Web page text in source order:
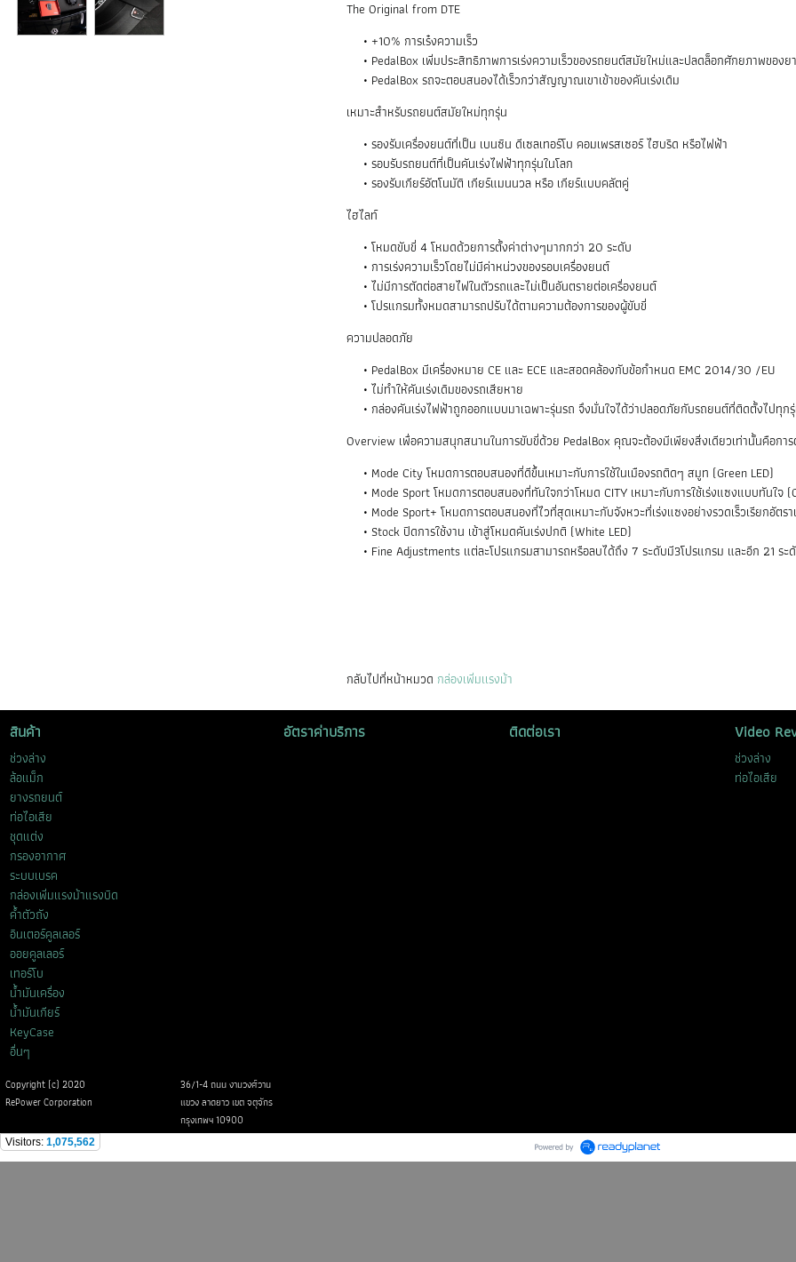
The Original from DTE
+10% การเร๋งความเร็ว
PedalBox เพิ่มประสิทธิภาพการเร่งความเร็วของรถยนต์สมัยใหม่และปลดล็อกศักยภาพของ
PedalBox รถจะตอบสนองได้เร็วกว่าสัญญาณเขาเข้าของคันเร่งเดิม
เหมาะสำหรับรถยนต์สมัยใหม่ทุกรุ่น
รองรับเครื่องยนต์ที่เป็น เบนซิน ดีเซลเทอร์โบ คอมเพรสเซอร์ ไฮบริด หรือไฟฟ้า
รอบรับรถยนต์ที่เป็นคันเร่งไฟฟ้าทุกรุ่นในโลก
รองรับเกียร์อัตโนมัติ เกียร์แมนนวล หรือ เกียร์แบบคลัตคู่
ไฮไลท์
โหมดขับขี่ 4 โหมดด้วยการตั้งค่าต่างๆมากกว่า 20 ระดับ
การเร่งความเร็วโดยไม่มีค่าหน่วงของรอบเครื่องยนต์
ไม่มีการตัดต่อสายไฟในตัวรถและไม่เป็นอันตรายต่อเครื่องยนต์
โปรแกรมทั้งหมดสามารถปรับได้ตามความต้องการของผู้ขับขี่
ความปลอดภัย
PedalBox มีเครื่องหมาย CE และ ECE และสอดคล้องกับข้อกำหนด EMC 2014/30 /EU
ไม่ทำให้คันเร่งเดิมของรถเสียหาย
กล่องคันเร่งไฟฟ้าถูกออกแบบมาเฉพาะรุ่นรถ จึงมั่นใจได้ว่าปลอดภัยกับรถยนต์ที่ติดตั้งไปทุก
Overview เพื่อความสนุกสนานในการขับขี่ด้วย PedalBox คุณจะต้องมีเพียงสิ่งเดียวเท่านั้นคือกา
Mode City โหมดการตอบสนองที่ดีขึ้นเหมาะกับการใช้ในเมืองรถติดๆ สมูท (Green LED)
Mode Sport โหมดการตอบสนองที่ทันใจกว่าโหมด CITY เหมาะกับการใช้เร่งแซงแบบทันใจ
Mode Sport+ โหมดการตอบสนองที่ไวที่สุดเหมาะกับจังหวะที่เร่งแซงอย่างรวดเร็วเรียกอัตร
Stock ปิดการใช้งาน เข้าสู่โหมดคันเร่งปกติ (White LED)
Fine Adjustments แต่ละโปรแกรมสามารถหรือลบได้ถึง 7 ระดับมี3โปรแกรม และอีก 21 ร
กลับไปที่หน้าหมวด กล่องเพิ่มเเรงม้า
สินค้า
ช่วงล่าง
ล้อแม็ก
ยางรถยนต์
ท่อไอเสีย
ชุดแต่ง
กรองอากาศ
ระบบเบรค
กล่องเพิ่มแรงม้าแรงบิด
ค้ำตัวถัง
อินเตอร์คูลเลอร์
ออยคูลเลอร์
เทอร์โบ
น้ำมันเครื่อง
น้ำมันเกียร์
KeyCase
อื่นๆ
อัตราค่าบริการ ติดต่อเรา Video
ช่วงล่าง
ท่อไอเสีย
Copyright (c) 2020
36/1-4 ถนน งามวงศ์วาน
RePower Corporation
แขวง ลาดยาว เขต จตุจักร
กรุงเทพฯ 10900
Visitors: 1,075,562